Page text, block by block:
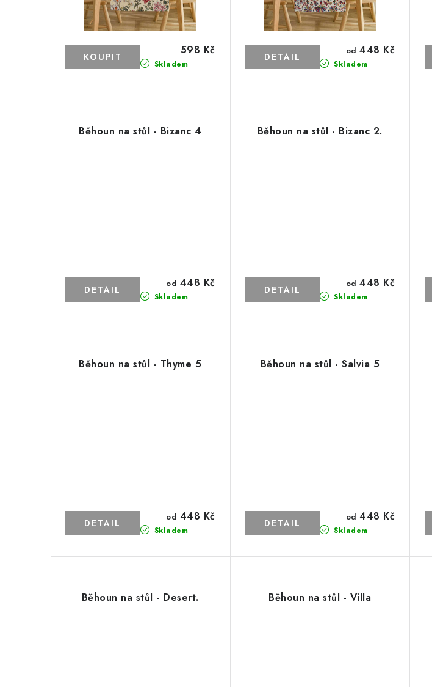
k
k
Skladem
598 Kč
Skladem
od 448 Kč
Běhoun na stůl - Bizanc 4
Skladem
od 448 Kč
Běhoun na stůl - Bizanc 2.
Skladem
od 448 Kč
Běhoun na stůl - Thyme 5
Skladem
od 448 Kč
Běhoun na stůl - Salvia 5
Skladem
od 448 Kč
Běhoun na stůl - Desert. Běhoun na stůl - Villa